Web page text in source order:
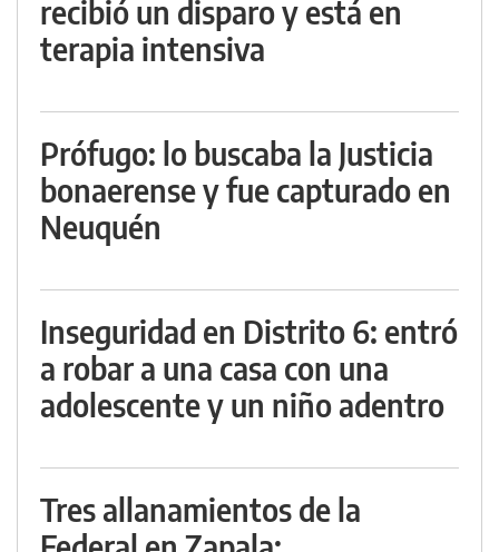
recibió un disparo y está en
terapia intensiva
Prófugo: lo buscaba la Justicia
bonaerense y fue capturado en
Neuquén
Inseguridad en Distrito 6: entró
a robar a una casa con una
adolescente y un niño adentro
Tres allanamientos de la